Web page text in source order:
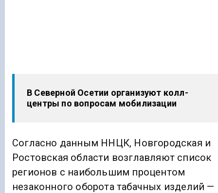
В Северной Осетии организуют колл-
центры по вопросам мобилизации
Согласно данным ННЦК, Новгородская и
Ростовская области возглавляют список
регионов с наибольшим процентом
незаконного оборота табачных изделий —